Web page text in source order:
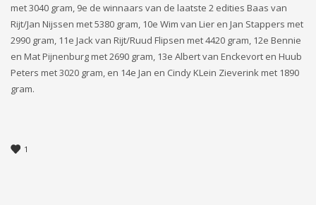
met 3040 gram, 9e de winnaars van de laatste 2 edities Baas van
Rijt/Jan Nijssen met 5380 gram, 10e Wim van Lier en Jan Stappers met
2990 gram, 11e Jack van Rijt/Ruud Flipsen met 4420 gram, 12e Bennie
en Mat Pijnenburg met 2690 gram, 13e Albert van Enckevort en Huub
Peters met 3020 gram, en 14e Jan en Cindy KLein Zieverink met 1890
gram.
1